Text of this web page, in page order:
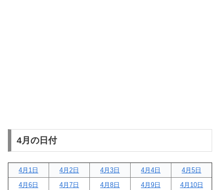
4月の日付
4月1日 4月2日 4月3日 4月4日
4月5日
4月6日
4月7日 4月8日 4月9日
4月10日